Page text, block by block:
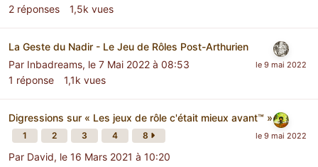
2 réponses 1,5k vues
La Geste du Nadir - Le Jeu de Rôles Post-Arthurien
Par Inbadreams, le 7 Mai 2022 à 08:53
1 réponse 1,1k vues
Digressions sur « Les jeux de rôle c'était mieux avant™ »
1 2 3 4 8
Par David, le 16 Mars 2021 à 10:20